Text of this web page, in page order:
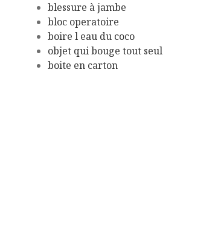
blessure à jambe
bloc operatoire
boire l eau du coco
objet qui bouge tout seul
boite en carton